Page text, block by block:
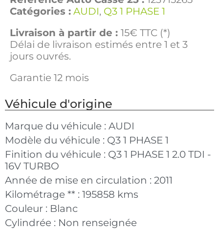
Catégories : AUDI, Q3 1 PHASE 1
Livraison à partir de : 15€ TTC (*)
Délai de livraison estimés entre 1 et 3
jours ouvrés.
Garantie 12 mois
Véhicule d'origine
Marque du véhicule : AUDI
Modèle du véhicule : Q3 1 PHASE 1
Finition du véhicule : Q3 1 PHASE 1 2.0 TDI -
16V TURBO
Année de mise en circulation : 2011
Kilométrage ** : 195858 kms
Couleur : Blanc
Cylindrée : Non renseignée